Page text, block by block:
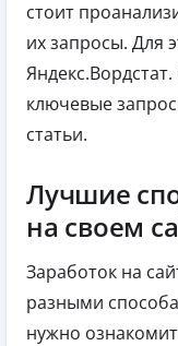
стоит
их запросы. Для
ключевые
статьи.
Лучшие
на своем
Заработок на
разными
нужно